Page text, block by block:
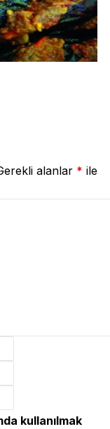
alanlar * ile
kullanılmak